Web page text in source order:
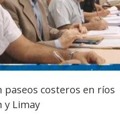
paseos costeros en ríos
y Limay